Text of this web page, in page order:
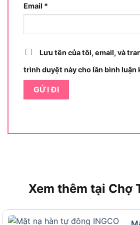
Đặc Điểm Vượt Trội Của Mặt Nạ
Vỏ mặt nạ được chế tạo từ
Email *
Lưu tên của tôi, email, và
trình duyệt này cho lần bình luận
Xem thêm tại Chợ